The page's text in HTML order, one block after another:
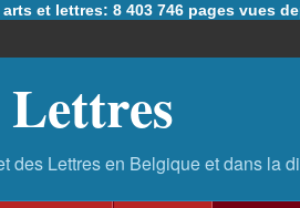
et lettres: 8 403 746 pages vues